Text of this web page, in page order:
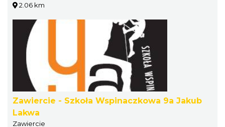
2.06 km
Zawiercie - Szkoła Wspinaczkowa 9a Jakub
Lakwa
Zawiercie